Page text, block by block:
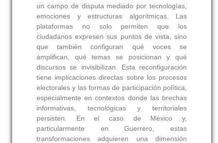
un campo de disputa mediado por tecnologías,
emociones y estructuras algorítmicas. Las
plataformas no solo permiten que los
ciudadanos expresen sus puntos de vista, sino
que también configuran qué voces se
amplifican, qué temas se posicionan y qué
discursos se invisibilizan. Esta reconfiguración
tiene implicaciones directas sobre los procesos
electorales y las formas de participación política,
especialmente en contextos donde las brechas
informativas, tecnológicas y territoriales
persisten. En el caso de México y,
particularmente en Guerrero, estas
transformaciones adquieren una dimensión